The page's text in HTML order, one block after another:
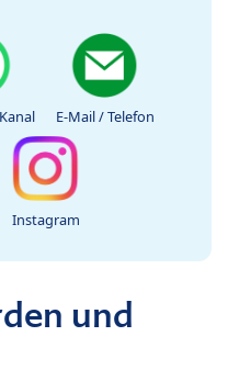
E-Mail / Telefon
Instagram
und